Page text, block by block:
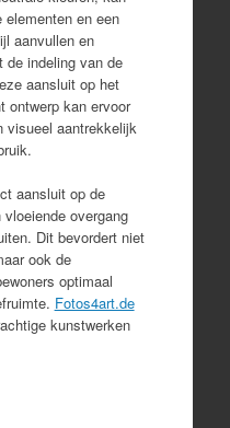
en een
aanvullen en
de indeling van de
aansluit op het
ontwerp kan ervoor
visueel aantrekkelijk
aansluit op de
overgang
Dit bevordert niet
ook de
optimaal
Fotos4art.de
kunstwerken